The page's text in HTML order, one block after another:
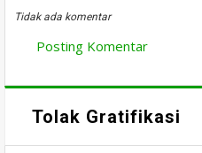
Tidak ada komentar
Posting Komentar
Tolak Gratifikasi